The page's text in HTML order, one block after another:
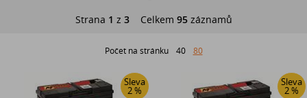
Strana 1 z 3Celkem 95záznamů
Počet na stránku 40 80
Sleva
2 %
Sleva
2 %